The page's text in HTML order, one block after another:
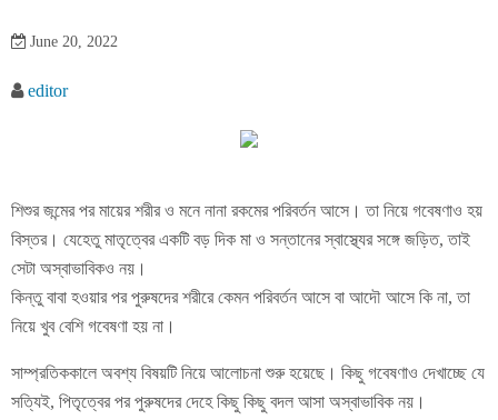
June 20, 2022
editor
শিশুর জন্মের পর মায়ের শরীর ও মনে নানা রকমের পরিবর্তন আসে। তা নিয়ে গবেষণাও হয়
বিস্তর। যেহেতু মাতৃত্বের একটি বড় দিক মা ও সন্তানের স্বাস্থ্যের সঙ্গে জড়িত, তাই
সেটা অস্বাভাবিকও নয়।
কিন্তু বাবা হওয়ার পর পুরুষদের শরীরে কেমন পরিবর্তন আসে বা আদৌ আসে কি না, তা
নিয়ে খুব বেশি গবেষণা হয় না।
সাম্প্রতিককালে অবশ্য বিষয়টি নিয়ে আলোচনা শুরু হয়েছে। কিছু গবেষণাও দেখাচ্ছে যে
সত্যিই, পিতৃত্বের পর পুরুষদের দেহে কিছু কিছু বদল আসা অস্বাভাবিক নয়।